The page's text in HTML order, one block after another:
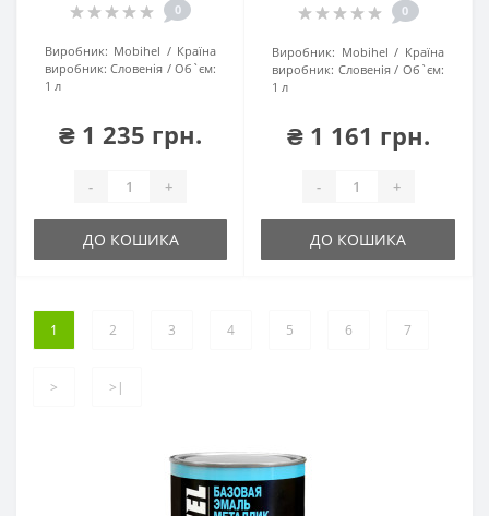
0
Виробник: Mobihel
Країна
виробник: Словенія
Об`єм:
1 л
₴ 1 235 грн.
- +
ДО КОШИКА
0
Виробник: Mobihel
Країна
виробник: Словенія
Об`єм:
1 л
₴ 1 161 грн.
- +
ДО КОШИКА
1 2 3 4 5 6 7
> >|